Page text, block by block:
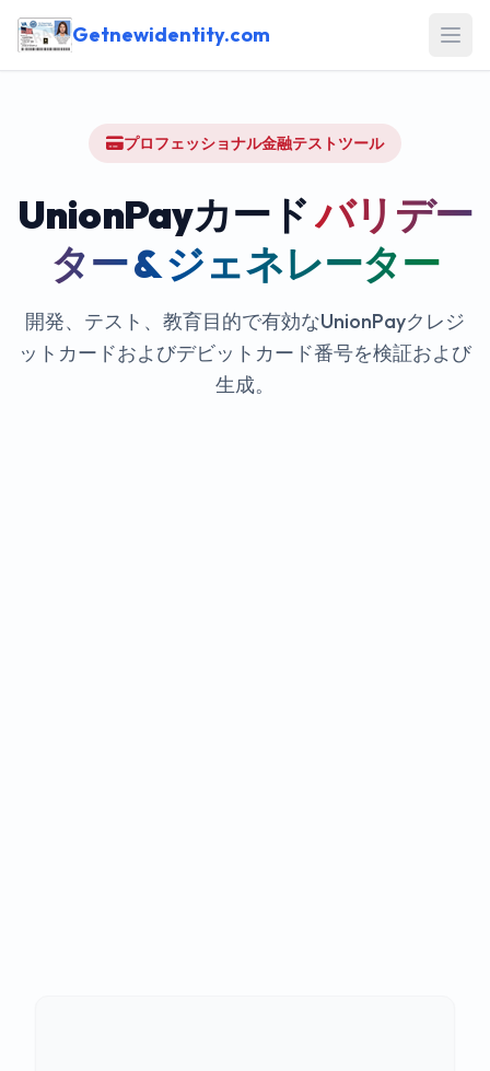
Getnewidentity.com
プロフェッショナル金融テストツール
UnionPayカードバリデー
ター & ジェネレーター
開発、テスト、教育目的で有効なUnionPayクレジ
ットカードおよびデビットカード番号を検証および
生成。